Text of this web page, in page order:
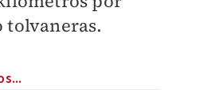
tolvaneras.